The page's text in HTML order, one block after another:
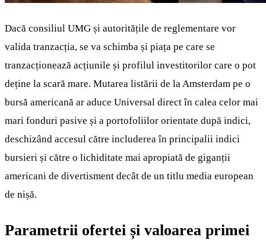
Dacă consiliul UMG și autoritățile de reglementare vor
valida tranzacția, se va schimba și piața pe care se
tranzacționează acțiunile și profilul investitorilor care o pot
deține la scară mare. Mutarea listării de la Amsterdam pe o
bursă americană ar aduce Universal direct în calea celor mai
mari fonduri pasive și a portofoliilor orientate după indici,
deschizând accesul către includerea în principalii indici
bursieri și către o lichiditate mai apropiată de giganții
americani de divertisment decât de un titlu media european
de nișă.
Parametrii ofertei și valoarea primei